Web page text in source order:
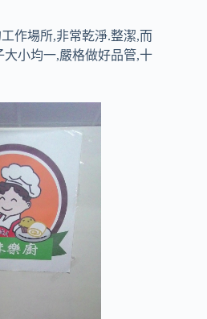
作場所,非常乾淨.整潔,而
大小均一,嚴格做好品管,十